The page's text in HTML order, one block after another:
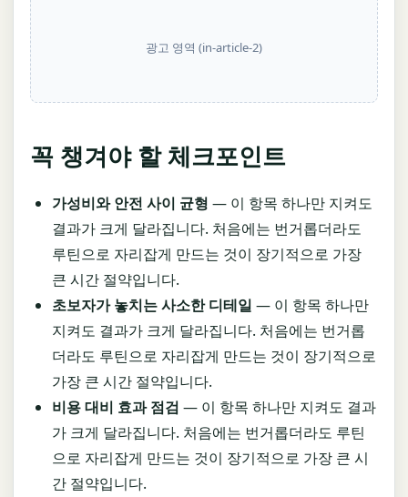
광고 영역 (in-article-2)
꼭 챙겨야 할 체크포인트
가성비와 안전 사이 균형 — 이 항목 하나만 지켜도
결과가 크게 달라집니다. 처음에는 번거롭더라도
루틴으로 자리잡게 만드는 것이 장기적으로 가장
큰 시간 절약입니다.
초보자가 놓치는 사소한 디테일 — 이 항목 하나만
지켜도 결과가 크게 달라집니다. 처음에는 번거롭
더라도 루틴으로 자리잡게 만드는 것이 장기적으로
가장 큰 시간 절약입니다.
비용 대비 효과 점검 — 이 항목 하나만 지켜도 결과
가 크게 달라집니다. 처음에는 번거롭더라도 루틴
으로 자리잡게 만드는 것이 장기적으로 가장 큰 시
간 절약입니다.